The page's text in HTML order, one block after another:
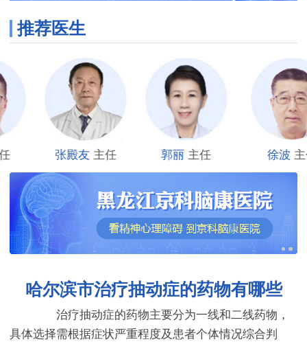
推荐医生
主任 主任 主任
哈尔滨市治疗抽动症的药物有哪些
治疗抽动症的药物主要分为一线和二线药物，
具体选择需根据症状严重程度及患者个体情况综合判